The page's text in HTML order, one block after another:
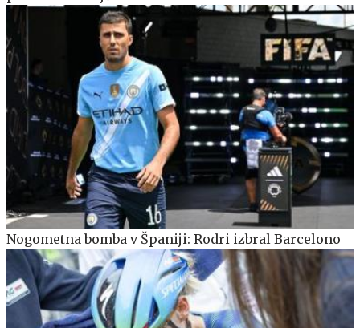
Nogometna bomba v Španiji: Rodri izbral Barcelono